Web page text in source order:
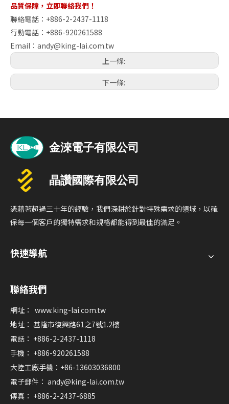
品質保障，立即聯絡我們！
聯絡電話：+886-2-2437-1118
行動電話：+886-920261588
Email： andy@king-lai.com.tw
上一條:
下一條:
憑藉著超過三十年的經驗，我們深耕於針對特殊需求的領域，以確
保每一個客戶的獨特需求和規格都能得到最佳的滿足。
快速導航
聯絡我們
網址： www.king-lai.com.tw
地址： 基隆市復興路61之7號1.2樓
電話： +886-2-2437-1118
手機： +886-920261588
大陸工廠手機：+86-13603036800
電子郵件： andy@king-lai.com.tw
傳真： +886-2-2437-6885